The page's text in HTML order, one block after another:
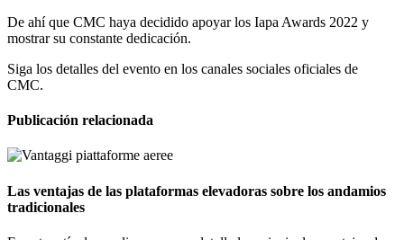
De ahí que CMC haya decidido apoyar los Iapa Awards 2022 y
mostrar su constante dedicación.
Siga los detalles del evento en los canales sociales oficiales de
CMC.
Publicación relacionada
Las ventajas de las plataformas elevadoras sobre los andamios
tradicionales